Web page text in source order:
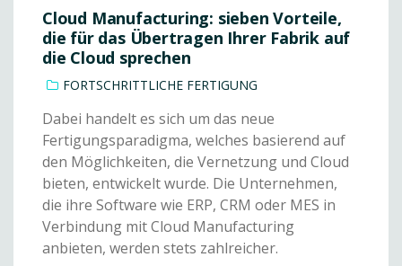
Cloud Manufacturing: sieben Vorteile,
die für das Übertragen Ihrer Fabrik auf
die Cloud sprechen
FORTSCHRITTLICHE FERTIGUNG
Dabei handelt es sich um das neue
Fertigungsparadigma, welches basierend auf
den Möglichkeiten, die Vernetzung und Cloud
bieten, entwickelt wurde. Die Unternehmen,
die ihre Software wie ERP, CRM oder MES in
Verbindung mit Cloud Manufacturing
anbieten, werden stets zahlreicher.